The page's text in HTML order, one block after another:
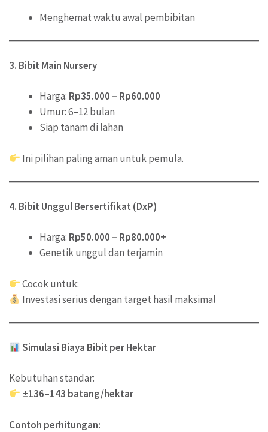
Menghemat waktu awal pembibitan
3. Bibit Main Nursery
Harga: Rp35.000 – Rp60.000
Umur: 6–12 bulan
Siap tanam di lahan
Ini pilihan paling aman untuk pemula.
4. Bibit Unggul Bersertifikat (DxP)
Harga: Rp50.000 – Rp80.000+
Genetik unggul dan terjamin
Cocok untuk:
Investasi serius dengan target hasil maksimal
Simulasi Biaya Bibit per Hektar
Kebutuhan standar:
±136–143 batang/hektar
Contoh perhitungan: